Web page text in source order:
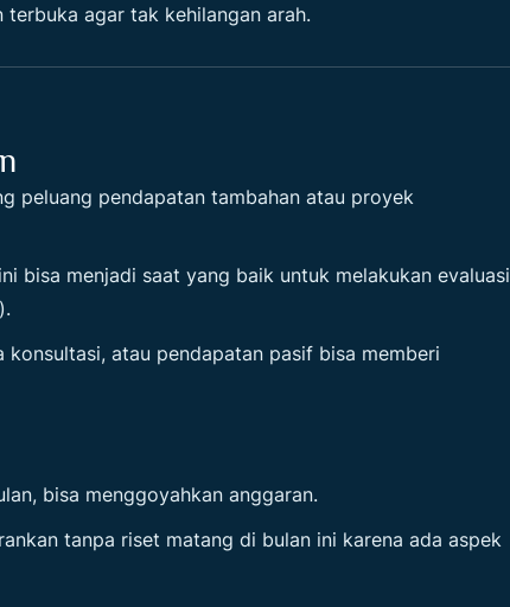
agar tak kehilangan arah.
peluang pendapatan tambahan atau proyek
bisa menjadi saat yang baik untuk melakukan evaluasi
atau pendapatan pasif bisa memberi
bisa menggoyahkan anggaran.
tanpa riset matang di bulan ini karena ada aspek